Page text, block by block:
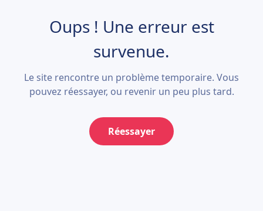
Oups ! Une erreur est
survenue.
Le site rencontre un problème temporaire. Vous
pouvez réessayer, ou revenir un peu plus tard.
Réessayer